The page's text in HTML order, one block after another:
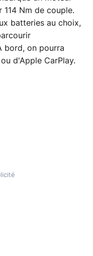
Nm de couple.
batteries au choix,
bord, on pourra
d'Apple CarPlay.